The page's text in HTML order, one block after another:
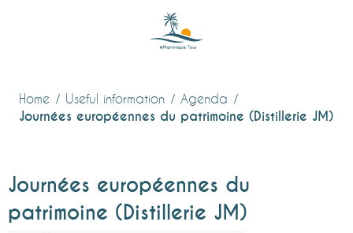
Home Useful information Agenda
Journées européennes du patrimoine (Distillerie JM)
Journées européennes du
patrimoine (Distillerie JM)